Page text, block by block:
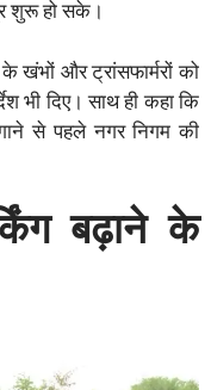
शुरू हो सके।
खंभों और ट्रांसफार्मरों को
भी दिए। साथ ही कहा कि
से पहले नगर निगम की
बढ़ाने के